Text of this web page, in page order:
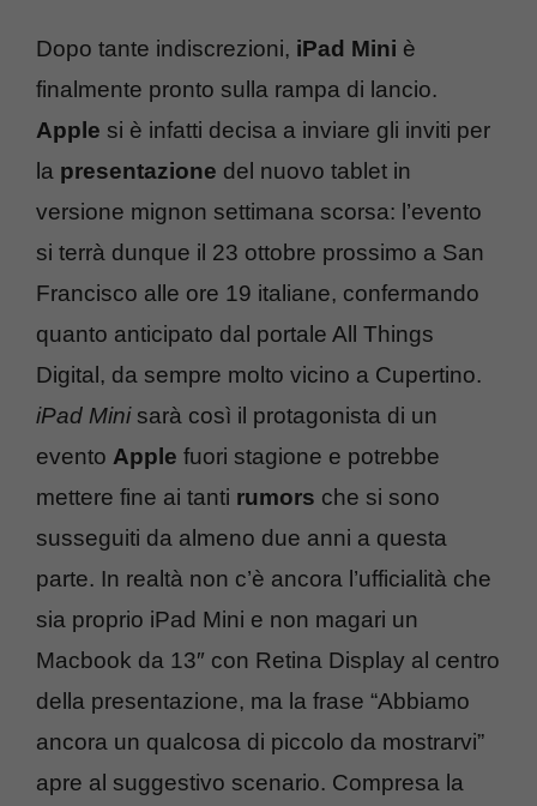
Dopo tante indiscrezioni, iPad Mini è
finalmente pronto sulla rampa di lancio.
Apple si è infatti decisa a inviare gli inviti per
la presentazione del nuovo tablet in
versione mignon settimana scorsa: l’evento
si terrà dunque il 23 ottobre prossimo a San
Francisco alle ore 19 italiane, confermando
quanto anticipato dal portale All Things
Digital, da sempre molto vicino a Cupertino.
iPad Minisarà così il protagonista di un
evento Apple fuori stagione e potrebbe
mettere fine ai tanti rumors che si sono
susseguiti da almeno due anni a questa
parte. In realtà non c’è ancora l’ufficialità che
sia proprio iPad Mini e non magari un
Macbook da 13″ con Retina Display al centro
della presentazione, ma la frase “Abbiamo
ancora un qualcosa di piccolo da mostrarvi”
apre al suggestivo scenario. Compresa la